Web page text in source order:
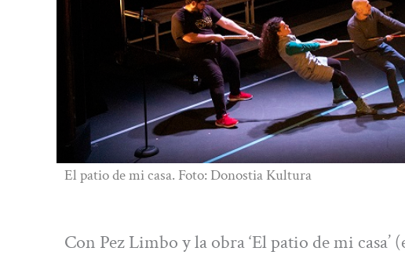
El patio de mi casa. Foto: Donostia Kultura
Con Pez Limbo y la obra ‘El patio de mi